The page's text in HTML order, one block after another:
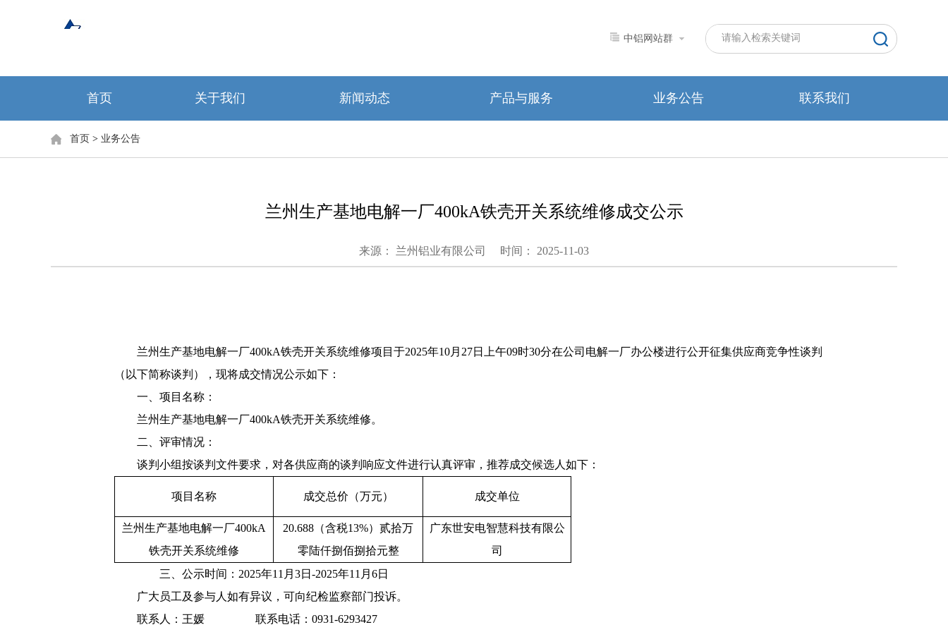
中铝网站群
首页 关于我们 新闻动态 产品与服务 业务公告 联系我们
首页 > 业务公告
兰州生产基地电解一厂400kA铁壳开关系统维修成交公示
来源： 兰州铝业有限公司 时间： 2025-11-03
兰州生产基地电解一厂400kA铁壳开关系统维修项目于2025年10月 27日上午09时30分在公司电解一厂办公楼进行公开征集供应商竞争性谈判
（以下简称谈判）
，现将成交情况公示如下：
一、项目名称：
兰州生产基地电解一厂400kA铁壳开关系统维修。
二、 评审情况 ：
谈判 小组按谈判 文件要求，对各供应商的谈判响应文件进行认真评审，推荐成交候选人如下：
项目名称 成交总价（万元） 成交单位
兰州生产基地电解一厂400kA
铁壳开关系统维修
20.688 （含税13%）贰拾万
零陆仟捌佰捌拾元整
广东世安电智慧科技有限公
司
三、公示时间： 2025年11 月 3日 -2025年11 月 6日
广大员工及参与人如有异议，可向纪检监察部门投诉。
联系人：王媛 联系电话： 0931-6293427